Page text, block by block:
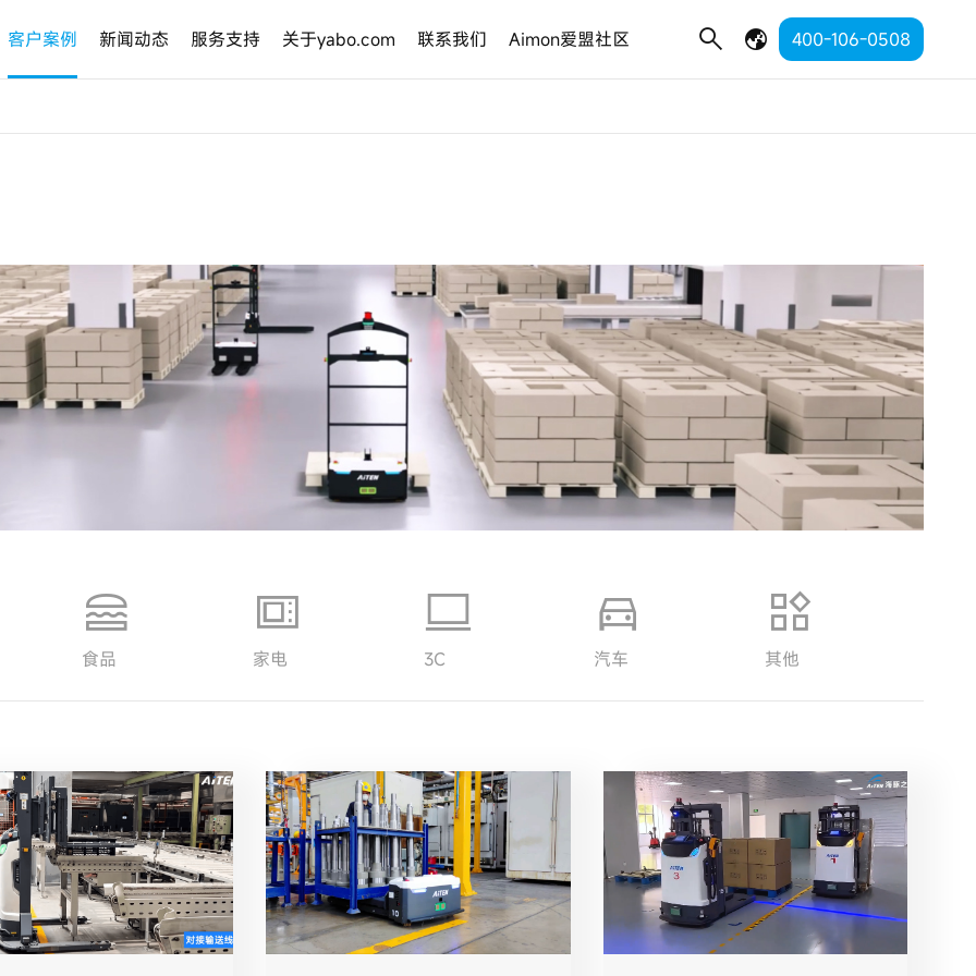
客户案例 新闻动态 服务支持 关于yabo.com 联系我们 Aimon爱盟社区 400-106-0508
食品 家电 3C 汽车 其他